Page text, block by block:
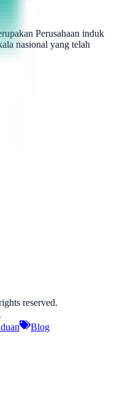
Perusahaan induk
nasional yang telah
reserved.
Blog